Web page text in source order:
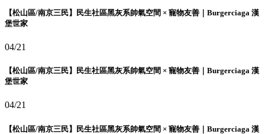
【松山區/南京三民】民生社區黑灰系帥氣空間 × 寵物友善｜Burgerciaga 漢
堡世家
04/21
【松山區/南京三民】民生社區黑灰系帥氣空間 × 寵物友善｜Burgerciaga 漢
堡世家
04/21
【松山區/南京三民】民生社區黑灰系帥氣空間 × 寵物友善｜Burgerciaga 漢